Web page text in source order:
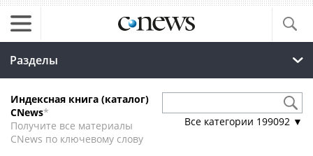
Разделы
Индексная книга (каталог)
CNews*
Получите все материалы
CNews по ключевому слову
Все категории 199092 ▼